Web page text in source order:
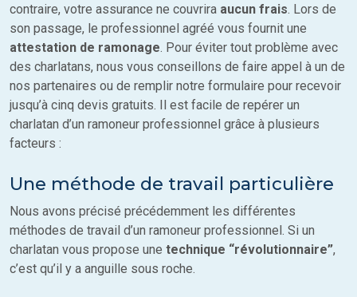
contraire, votre assurance ne couvrira aucun frais. Lors de
son passage, le professionnel agréé vous fournit une
attestation de ramonage. Pour éviter tout problème avec
des charlatans, nous vous conseillons de faire appel à un de
nos partenaires ou de remplir notre formulaire pour recevoir
jusqu’à cinq devis gratuits. Il est facile de repérer un
charlatan d’un ramoneur professionnel grâce à plusieurs
facteurs :
Une méthode de travail particulière
Nous avons précisé précédemment les différentes
méthodes de travail d’un ramoneur professionnel. Si un
charlatan vous propose une technique “révolutionnaire”,
c’est qu’il y a anguille sous roche.